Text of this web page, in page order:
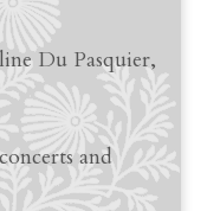
Du Pasquier,
and